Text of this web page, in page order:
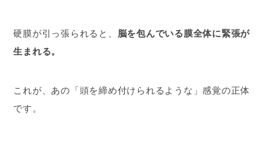
硬膜が引っ張られると、 脳を包んでいる膜全体に緊張が
生まれる。
これが、あの「頭を締め付けられるような」感覚の正体
です。